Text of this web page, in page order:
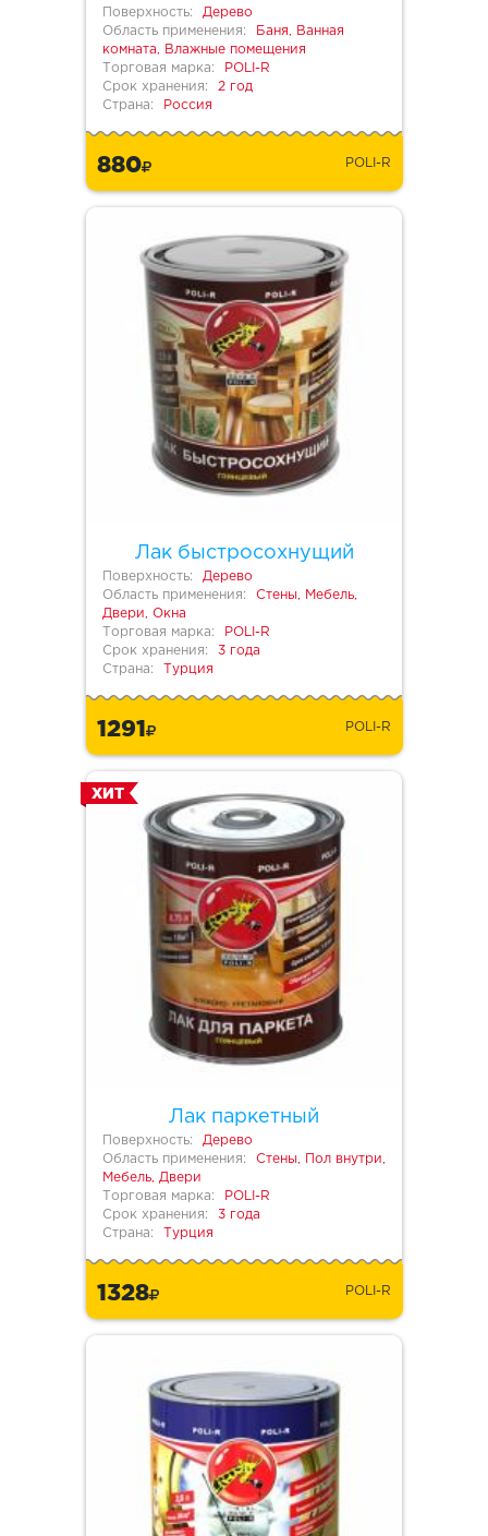
Поверхность:
Дерево
Область применения:
Баня, Ванная
комната, Влажные помещения
Торговая марка:
POLI-R
Срок хранения:
2 год
Страна:
Россия
880 POLI-R
Лак быстросохнущий
Поверхность:
Дерево
Область применения:
Стены, Мебель,
Двери, Окна
Торговая марка:
POLI-R
Срок хранения:
3 года
Страна:
Турция
1291 POLI-R
Лак паркетный
ХИТ
Поверхность:
Дерево
Область применения:
Стены, Пол внутри,
Мебель, Двери
Торговая марка:
POLI-R
Срок хранения:
3 года
Страна:
Турция
1328 POLI-R